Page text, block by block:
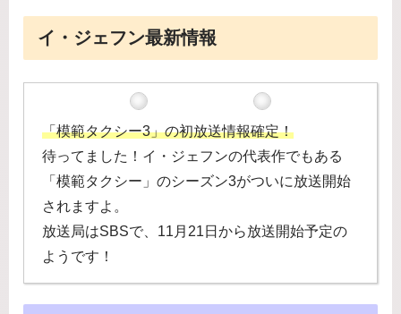
イ・ジェフン最新情報
「模範タクシー3」の初放送情報確定！
待ってました！イ・ジェフンの代表作でもある
「模範タクシー」のシーズン3がついに放送開始
されますよ。
放送局はSBSで、11月21日から放送開始予定の
ようです！